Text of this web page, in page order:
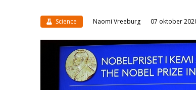
Science Naomi Vreeburg 07 oktober